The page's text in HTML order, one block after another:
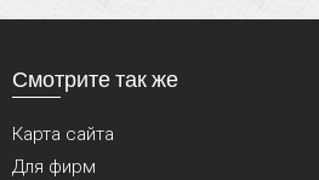
Смотрите так же
Карта сайта
Для фирм